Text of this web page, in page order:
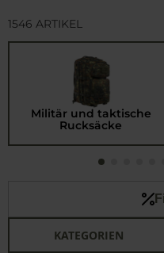
Militär und taktische
Rucksäcke
KATEGORIEN
1546 ARTIKEL